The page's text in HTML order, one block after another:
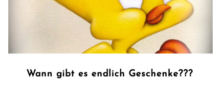
Wann gibt es endlich Geschenke???